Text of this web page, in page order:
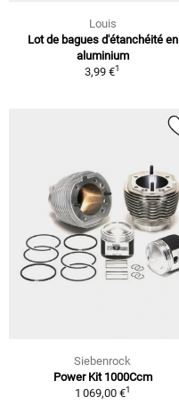
Louis
Lot de bagues d'étanchéité en
aluminium
3,99 €1
Siebenrock
Power Kit 1000Ccm
1 069,00 €1